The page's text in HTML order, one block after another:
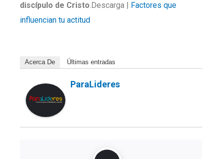
discípulo de Cristo.Descarga | Factores que
influencian tu actitud
Acerca De Últimas entradas
ParaLideres